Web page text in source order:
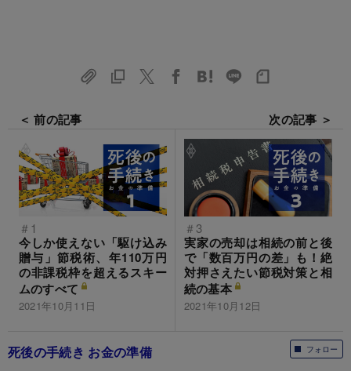
＜ 前の記事
＃1
今しか使えない「駆け込み
贈与」節税術、年110万円
の非課税枠を超えるスキー
ムのすべて
2021年10月11日
次の記事 ＞
＃3
実家の売却は相続の前と後
で「数百万円の差」も！絶
対押さえたい節税対策と相
続の基本
2021年10月12日
フォロー
死後の手続き お金の準備